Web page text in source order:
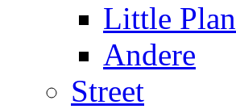
Little
Andere
Street